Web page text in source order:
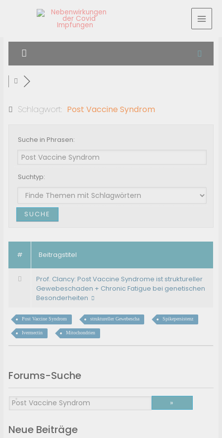
Schlagwort: Post Vaccine Syndrom
Suche in Phrasen:
Suchtyp:
# Beitragstitel
Prof. Clancy: Post Vaccine Syndrome ist struktureller
Gewebeschaden + Chronic Fatigue bei genetischen
Besonderheiten
Post Vaccine Syndrom struktureller Gewebescha Spikepersistenz
Ivermectin Mitochondrien
Forums-Suche
Neue Beiträge